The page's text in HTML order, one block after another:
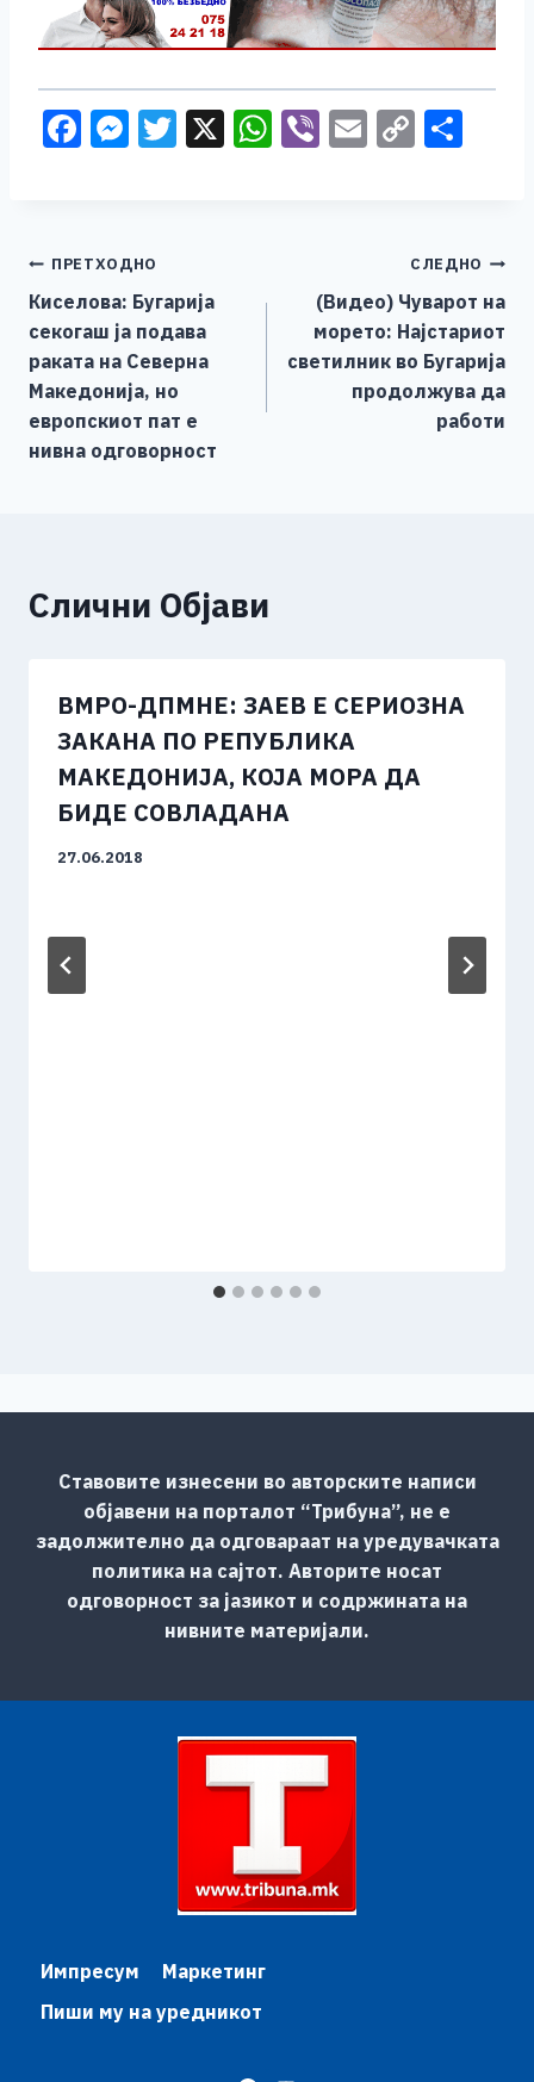
F
b
o
o
k
M
n
g
er
T X W
p
Vi E C
Li
n
k
Навигација
на
напис
ПРЕТХОДНО
Киселова: Бугарија
секогаш ја подава
раката на Северна
Македонија, но
европскиот пат е
нивна одговорност
СЛЕДНО
(Видео) Чуварот на
морето: Најстариот
светилник во Бугарија
продолжува да
работи
Слични Објави
ВМРО-ДПМНЕ: ЗАЕВ Е СЕРИОЗНА
ЗАКАНА ПО РЕПУБЛИКА
МАКЕДОНИЈА, КОЈА МОРА ДА
БИДЕ СОВЛАДАНА
27.06.2018
Ставовите изнесени во авторските написи
објавени на порталот “Трибуна”, не е
задолжително да одговараат на уредувачката
политика на сајтот. Авторите носат
одговорност за јазикот и содржината на
нивните материјали.
Импресум
Маркетинг
Пиши му на уредникот